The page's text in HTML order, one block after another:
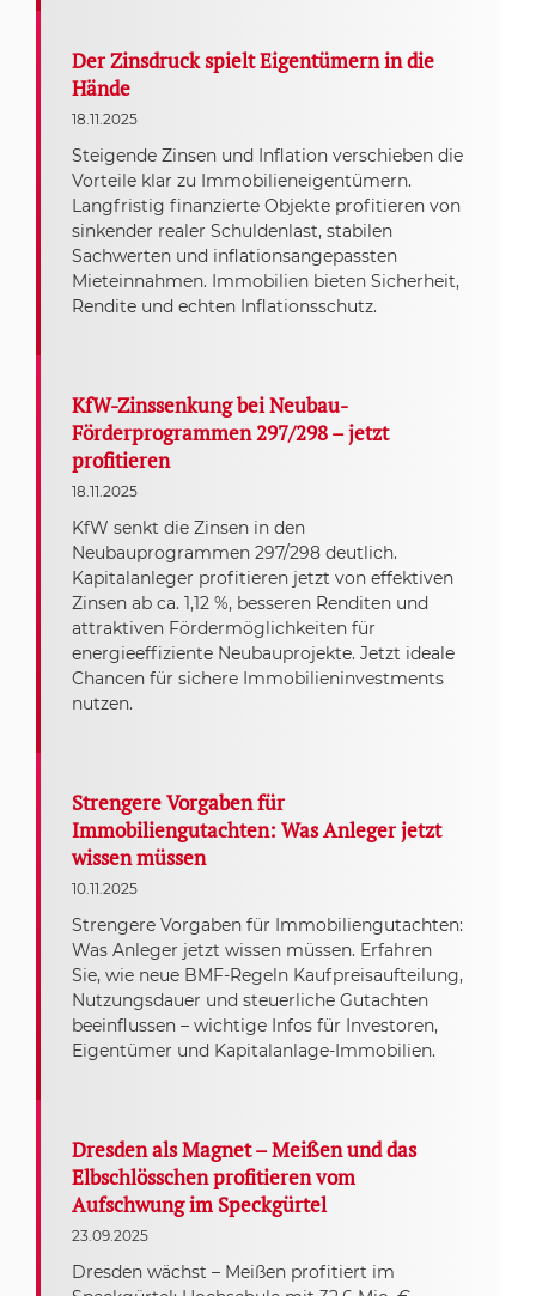
Der Zinsdruck spielt Eigentümern in die
Hände
18.11.2025
Steigende Zinsen und Inflation verschieben die
Vorteile klar zu Immobilieneigentümern.
Langfristig finanzierte Objekte profitieren von
sinkender realer Schuldenlast, stabilen
Sachwerten und inflationsangepassten
Mieteinnahmen. Immobilien bieten Sicherheit,
Rendite und echten Inflationsschutz.
KfW-Zinssenkung bei Neubau-
Förderprogrammen 297/298 – jetzt
profitieren
18.11.2025
KfW senkt die Zinsen in den
Neubauprogrammen 297/298 deutlich.
Kapitalanleger profitieren jetzt von effektiven
Zinsen ab ca. 1,12 %, besseren Renditen und
attraktiven Fördermöglichkeiten für
energieeffiziente Neubauprojekte. Jetzt ideale
Chancen für sichere Immobilieninvestments
nutzen.
Strengere Vorgaben für
Immobiliengutachten: Was Anleger jetzt
wissen müssen
10.11.2025
Strengere Vorgaben für Immobiliengutachten:
Was Anleger jetzt wissen müssen. Erfahren
Sie, wie neue BMF-Regeln Kaufpreisaufteilung,
Nutzungsdauer und steuerliche Gutachten
beeinflussen – wichtige Infos für Investoren,
Eigentümer und Kapitalanlage-Immobilien.
Dresden als Magnet – Meißen und das
Elbschlösschen profitieren vom
Aufschwung im Speckgürtel
23.09.2025
Dresden wächst – Meißen profitiert im